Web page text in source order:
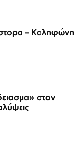
– Καληφώνη
στον